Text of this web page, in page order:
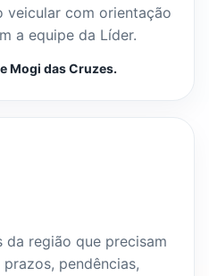
veicular com orientação
a equipe da Líder.
Mogi das Cruzes.
da região que precisam
pendências,